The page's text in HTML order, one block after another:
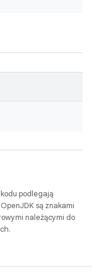
podlegają
są znakami
należącymi do